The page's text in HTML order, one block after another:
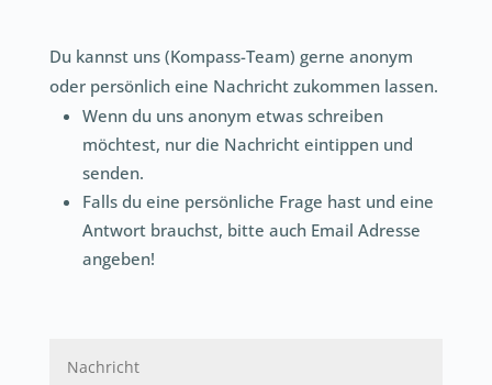
Du kannst uns (Kompass-Team) gerne anonym
oder persönlich eine Nachricht zukommen lassen.
Wenn du uns anonym etwas schreiben
möchtest, nur die Nachricht eintippen und
senden.
Falls du eine persönliche Frage hast und eine
Antwort brauchst, bitte auch Email Adresse
angeben!